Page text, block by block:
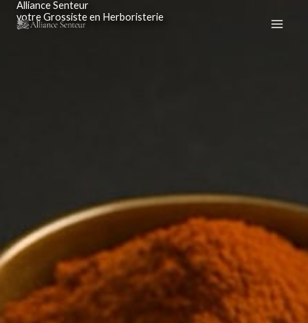
AllerAlliance Senteur
votre Grossiste en Herboristerie